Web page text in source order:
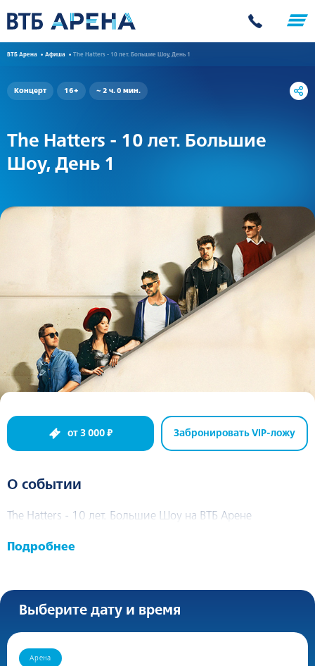
ВТБ Арена Афиша The Hatters - 10 лет. Большие Шоу, День 1
Концерт 16+ ~ 2 ч. 0 мин.
The Hatters - 10 лет. Большие
Шоу, День 1
от 3 000 ₽ Забронировать VIP-ложу
О событии
The Hatters - 10 лет. Большие Шоу на ВТБ Арене
Подробнее
Выберите дату и время
Арена